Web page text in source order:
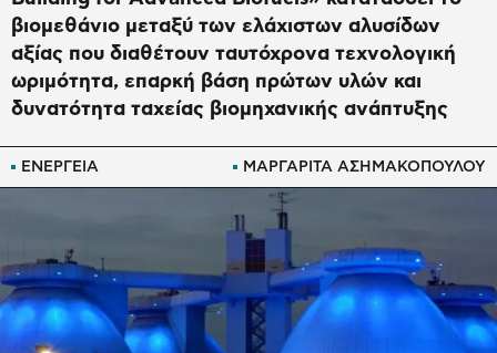
ΕΝΕΡΓΕΙΑ ΜΑΡΓΑΡΙΤΑ ΑΣΗΜΑΚΟΠΟΥΛΟΥ
βιομεθάνιο μεταξύ των ελάχιστων αλυσίδων
αξίας που διαθέτουν ταυτόχρονα τεχνολογική
ωριμότητα, επαρκή βάση πρώτων υλών και
δυνατότητα ταχείας βιομηχανικής ανάπτυξης